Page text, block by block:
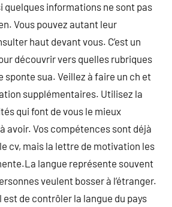
quelques informations ne sont pas
Vous pouvez autant leur
haut devant vous. C’est un
découvrir vers quelles rubriques
sponte sua. Veillez à faire un ch et
supplémentaires. Utilisez la
qui font de vous le mieux
avoir. Vos compétences sont déjà
cv, mais la lettre de motivation les
langue représente souvent
veulent bosser à l’étranger.
est de contrôler la langue du pays